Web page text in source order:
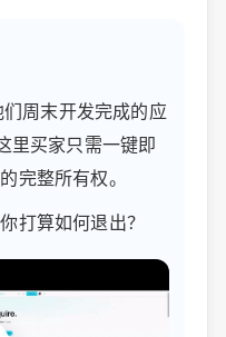
周末开发完成的应
买家只需一键即
完整所有权。
打算如何退出？